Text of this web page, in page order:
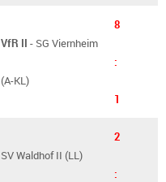
VfR II - SG Viernheim
(A-KL)
8
:
1
SV Waldhof II (LL)
2
: